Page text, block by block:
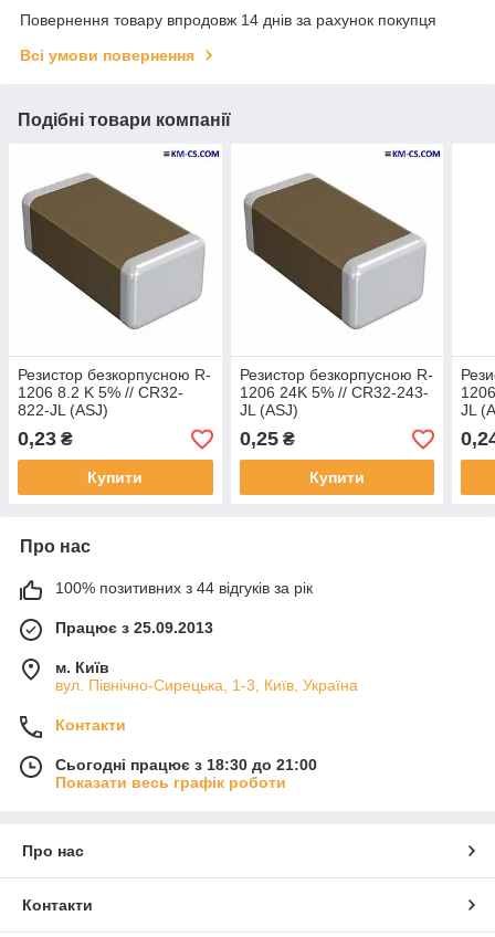
Повернення товару впродовж 14 днів за рахунок покупця
Всі умови повернення
Подібні товари компанії
Резистор безкорпусною R-
1206 8.2 K 5% // CR32-
822-JL (ASJ)
0,23 ₴
Купити
Резистор безкорпусною R-
1206 24K 5% // CR32-243-
JL (ASJ)
0,25₴
Купити
JL
Про нас
100% позитивних з 44 відгуків за рік
Працює з 25.09.2013
м. Київ
вул. Північно-Сирецька, 1-3, Київ, Україна
Контакти
Сьогодні працює з 18:30 до 21:00
Показати весь графік роботи
Про нас
Контакти